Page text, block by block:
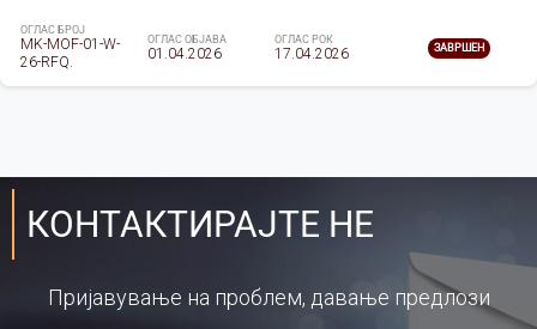
ОГЛАС БРОЈ
MK-MOF-01-W-
26-RFQ.
ОГЛАС ОБЈАВА
01.04.2026
ОГЛАС РОК
17.04.2026 ЗАВРШЕН
КОНТАКТИРАЈТЕ НЕ
Пријавување на проблем, давање предлози